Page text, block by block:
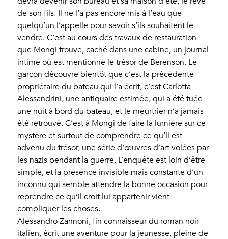
de son fils. Il ne l’a pas encore mis à l’eau que
quelqu’un l’appelle pour savoir s’ils souhaitent le
vendre. C’est au cours des travaux de restauration
que Mongi trouve, caché dans une cabine, un journal
intime où est mentionné le trésor de Berenson. Le
garçon découvre bientôt que c’est la précédente
propriétaire du bateau qui l’a écrit, c’est Carlotta
Alessandrini, une antiquaire estimée, qui a été tuée
une nuit à bord du bateau, et le meurtrier n’a jamais
été retrouvé. C’est à Mongi de faire la lumière sur ce
mystère et surtout de comprendre ce qu’il est
advenu du trésor, une série d’œuvres d’art volées par
les nazis pendant la guerre. L’enquête est loin d’être
simple, et la présence invisible mais constante d’un
inconnu qui semble attendre la bonne occasion pour
reprendre ce qu’il croit lui appartenir vient
compliquer les choses.
Alessandro Zannoni, fin connaisseur du roman noir
italien, écrit une aventure pour la jeunesse, pleine de